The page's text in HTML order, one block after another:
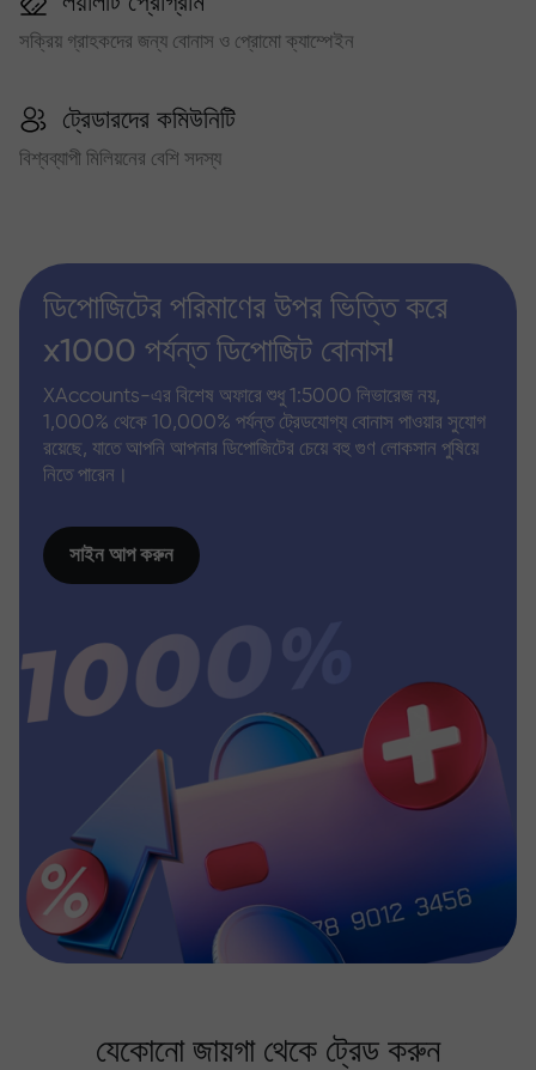
সক্রিয় গ্রাহকদের জন্য বোনাস ও প্রোমো ক্যাম্পেইন
ট্রেডারদের কমিউনিটি
বিশ্বব্যাপী মিলিয়নের বেশি সদস্য
ডিপোজিটের পরিমাণের উপর ভিত্তি করে
x1000 পর্যন্ত ডিপোজিট বোনাস!
XAccounts-এর বিশেষ অফারে শুধু 1:5000 লিভারেজ নয়,
1,000% থেকে 10,000% পর্যন্ত ট্রেডযোগ্য বোনাস পাওয়ার সুযোগ
রয়েছে, যাতে আপনি আপনার ডিপোজিটের চেয়ে বহু গুণ লোকসান পুষিয়ে
নিতে পারেন।
সাইন আপ করুন
যেকোনো জায়গা থেকে ট্রেড করুন